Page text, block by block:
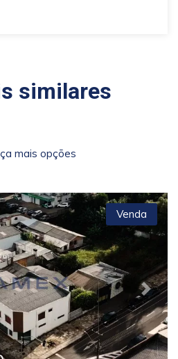
similares
mais opções
Next
Venda